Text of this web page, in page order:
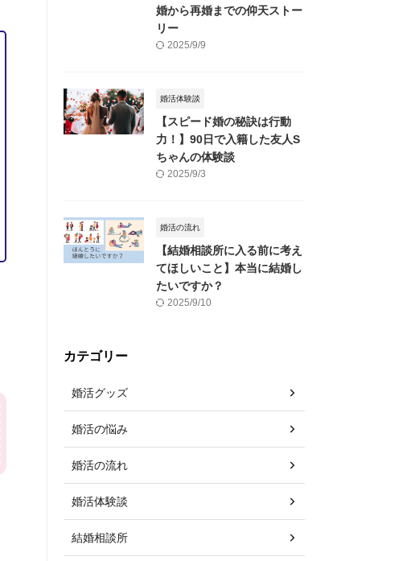
婚から再婚までの仰天ストー
リー
2025/9/9
婚活体験談
【スピード婚の秘訣は行動
力！】90日で入籍した友人S
ちゃんの体験談
2025/9/3
婚活の流れ
【結婚相談所に入る前に考え
てほしいこと】本当に結婚し
たいですか？
2025/9/10
カテゴリー
婚活グッズ
婚活の悩み
婚活の流れ
婚活体験談
結婚相談所